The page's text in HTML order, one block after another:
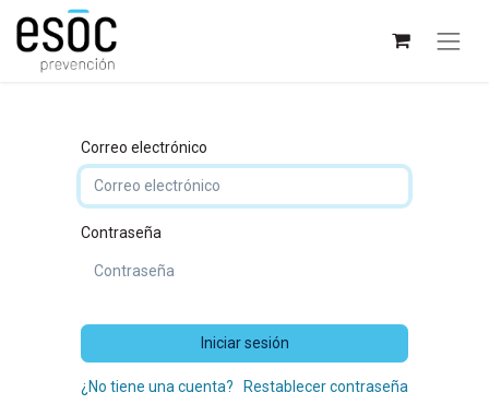
Correo electrónico
Contraseña
Iniciar sesión
¿No tiene una cuenta? Restablecer contraseña